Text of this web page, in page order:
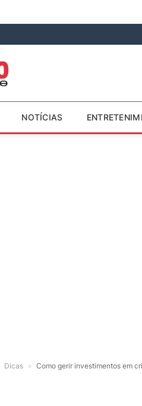
NOTÍCIAS
Dicas » Como gerir investimentos em